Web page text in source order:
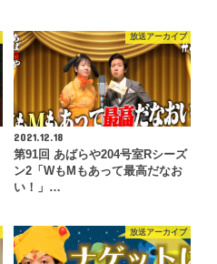
放送アーカイブ
2021.12.18
第91回 あばらや204号室Rシーズ
ン2「WもMもあって最高だなお
い！」…
放送アーカイブ